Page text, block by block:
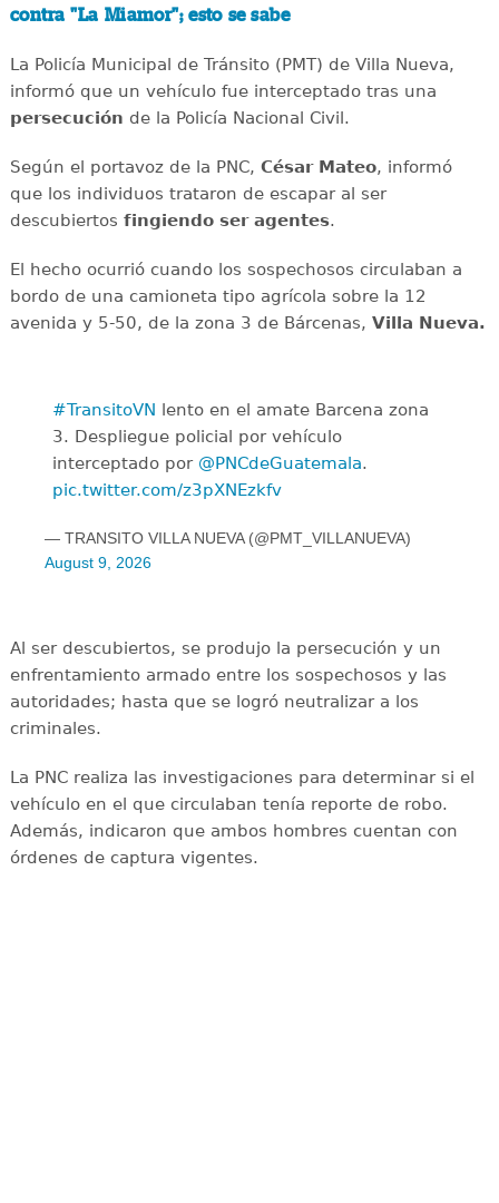
contra "La Miamor"; esto se sabe
La Policía Municipal de Tránsito (PMT) de Villa Nueva,
informó que un vehículo fue interceptado tras una
persecución de la Policía Nacional Civil.
Según el portavoz de la PNC, César Mateo, informó
que los individuos trataron de escapar al ser
descubiertos fingiendo ser agentes.
El hecho ocurrió cuando los sospechosos circulaban a
bordo de una camioneta tipo agrícola sobre la 12
avenida y 5-50, de la zona 3 de Bárcenas, Villa Nueva.
#TransitoVN lento en el amate Barcena zona
3. Despliegue policial por vehículo
interceptado por @PNCdeGuatemala.
pic.twitter.com/z3pXNEzkfv
— TRANSITO VILLA NUEVA (@PMT_VILLANUEVA)
August 9, 2026
Al ser descubiertos, se produjo la persecución y un
enfrentamiento armado entre los sospechosos y las
autoridades; hasta que se logró neutralizar a los
criminales.
La PNC realiza las investigaciones para determinar si el
vehículo en el que circulaban tenía reporte de robo.
Además, indicaron que ambos hombres cuentan con
órdenes de captura vigentes.